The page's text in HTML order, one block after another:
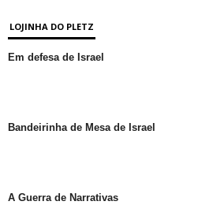
LOJINHA DO PLETZ
Em defesa de Israel
Bandeirinha de Mesa de Israel
A Guerra de Narrativas